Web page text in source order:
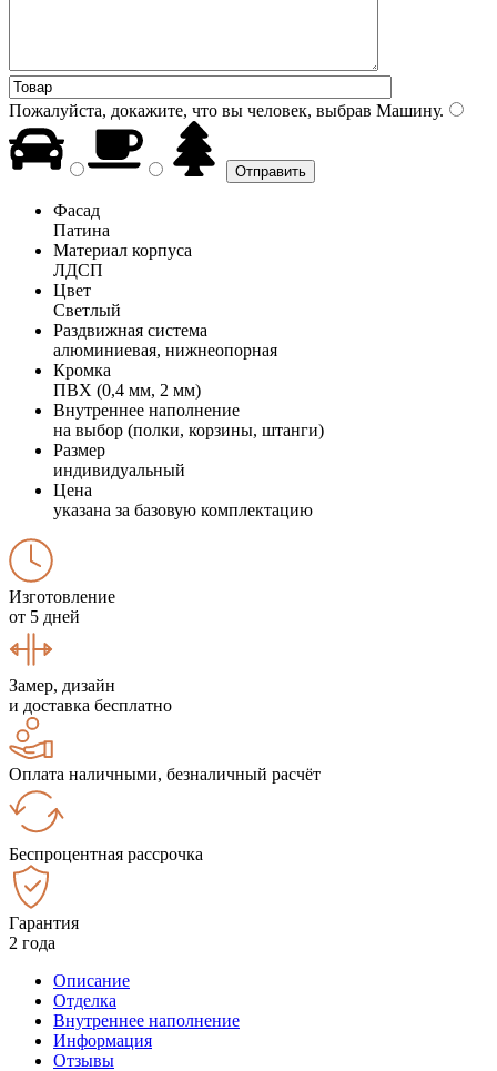
Пожалуйста, докажите, что вы человек, выбрав Машину.
Фасад
Патина
Материал корпуса
ЛДСП
Цвет
Светлый
Раздвижная система
алюминиевая, нижнеопорная
Кромка
ПВХ (0,4 мм, 2 мм)
Внутреннее наполнение
на выбор (полки, корзины, штанги)
Размер
индивидуальный
Цена
указана за базовую комплектацию
Изготовление
от 5 дней
Замер, дизайн
и доставка бесплатно
Оплата наличными, безналичный расчёт
Беспроцентная рассрочка
Гарантия
2 года
Описание
Отделка
Внутреннее наполнение
Информация
Отзывы